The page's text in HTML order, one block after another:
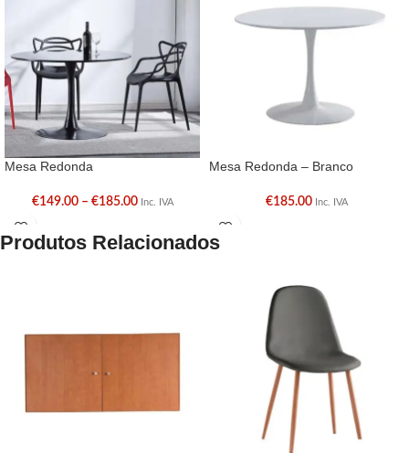
Mesa Redonda
€149.00 – €185.00 Inc. IVA
Mesa Redonda – Branco
€185.00 Inc. IVA
Produtos Relacionados